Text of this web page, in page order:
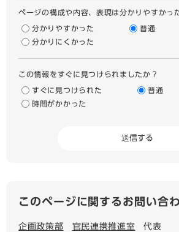
ページの構成や内容、表現は分かりやすかっ
分かりやすかった
普通
分かりにくかった
この情報をすぐに見つけられましたか？
すぐに見つけられた
普通
時間がかかった
このページに関するお問い合
企画政策部 官民連携推進室 代表